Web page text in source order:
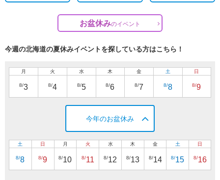
お盆休みのイベント
今週の北海道の夏休みイベントを探している方はこちら！
月
8/3
火
8/4
水
8/5
木
8/6
金
8/7
土
8/8
日
8/9
今年のお盆休み
土
8/8
日
8/9
月
8/10
火
8/11
水
8/12
木
8/13
金
8/14
土
8/15
日
8/16